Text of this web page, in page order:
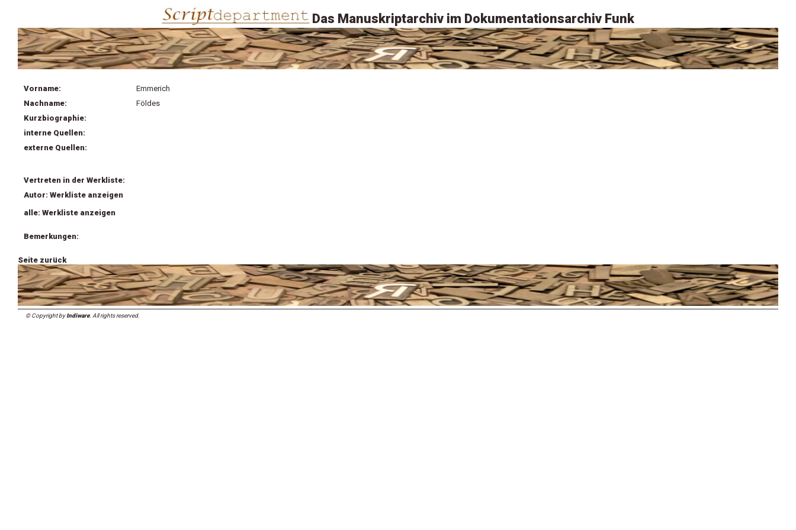
Das Manuskriptarchiv im Dokumentationsarchiv Funk
Vorname:
Emmerich
Nachname:
Földes
Kurzbiographie:
interne Quellen:
externe Quellen:
Vertreten in der Werkliste:
Autor: Werkliste anzeigen
alle: Werkliste anzeigen
Bemerkungen:
Seite zurück
© Copyright byIndiware. All rights reserved.